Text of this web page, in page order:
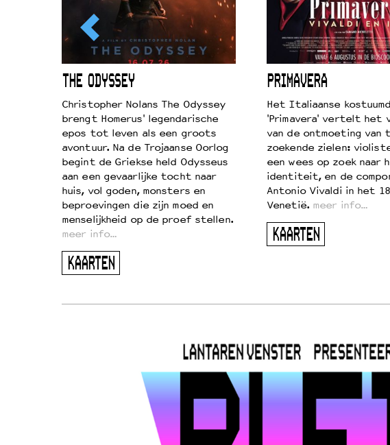
THE ODYSSEY
Christopher Nolans The Odyssey
brengt Homerus' legendarische
epos tot leven als een groots
avontuur. Na de Trojaanse Oorlog
begint de Griekse held Odysseus
aan een gevaarlijke tocht naar
huis, vol goden, monsters en
beproevingen die zijn moed en
menselijkheid op de proef stellen.
meer info…
KAARTEN
PRIMAVERA
Het Italiaanse
'Primavera' vertelt het
van de ontmoeting van
zoekende zielen:
een wees op zoek naar
identiteit, en de
Antonio Vivaldi in het
Venetië. meer info…
KAARTEN